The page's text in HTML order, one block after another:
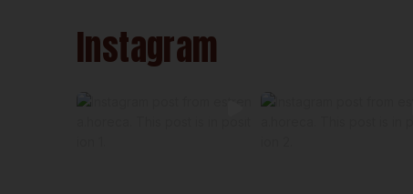
Instagram